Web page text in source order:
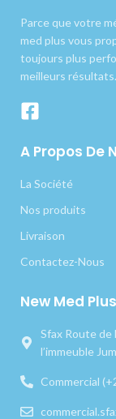
Parce que votre
med plus vous
toujours plus
meilleurs résultats.
A Propos De
La Société
Nos produits
Livraison
Contactez-Nous
New Med
Sfax Route de
l’immeuble
Commercial